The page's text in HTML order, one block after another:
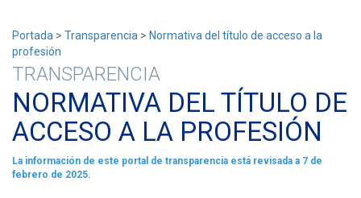
Portada > Transparencia > Normativa del título de acceso a la
profesión
TRANSPARENCIA
NORMATIVA DEL TÍTULO DE
ACCESO A LA PROFESIÓN
La información de este portal de transparencia está revisada a 7 de
febrero de 2025.